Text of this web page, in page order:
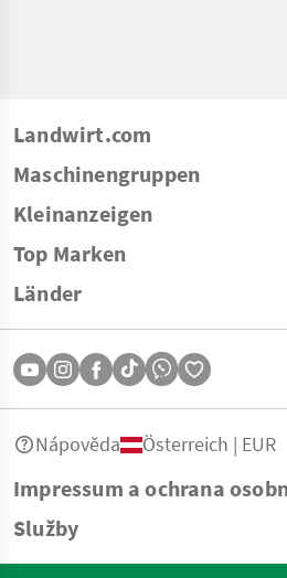
Landwirt.com
Maschinengruppen
Kleinanzeigen
Top Marken
Länder
Impressum a ochrana
Služby
Nápověda Österreich | EUR